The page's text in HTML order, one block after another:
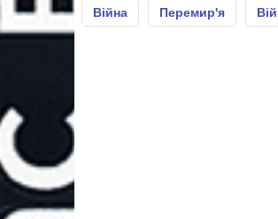
Війна Перемир'я